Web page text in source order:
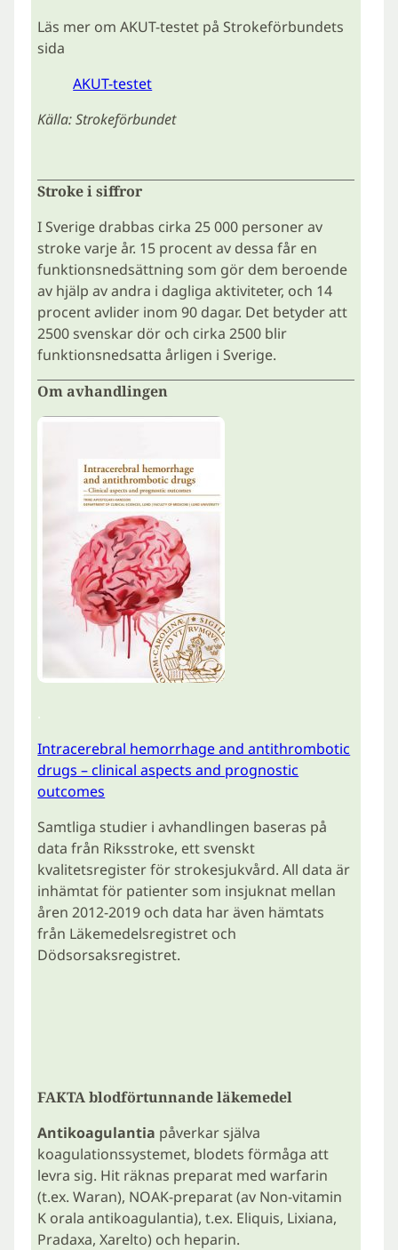
Läs mer om AKUT-testet på Strokeförbundets
sida
AKUT-testet
Källa: Strokeförbundet
Stroke i siffror
I Sverige drabbas cirka 25 000 personer av
stroke varje år. 15 procent av dessa får en
funktionsnedsättning som gör dem beroende
av hjälp av andra i dagliga aktiviteter, och 14
procent avlider inom 90 dagar. Det betyder att
2500 svenskar dör och cirka 2500 blir
funktionsnedsatta årligen i Sverige.
Om avhandlingen
.
Intracerebral hemorrhage and antithrombotic
drugs – clinical aspects and prognostic
outcomes
Samtliga studier i avhandlingen baseras på
data från Riksstroke, ett svenskt
kvalitetsregister för strokesjukvård. All data är
inhämtat för patienter som insjuknat mellan
åren 2012-2019 och data har även hämtats
från Läkemedelsregistret och
Dödsorsaksregistret.
FAKTA blodförtunnande läkemedel
Antikoagulantia påverkar själva
koagulationssystemet, blodets förmåga att
levra sig. Hit räknas preparat med warfarin
(t.ex. Waran), NOAK-preparat (av Non-vitamin
K orala antikoagulantia), t.ex. Eliquis, Lixiana,
Pradaxa, Xarelto) och heparin.